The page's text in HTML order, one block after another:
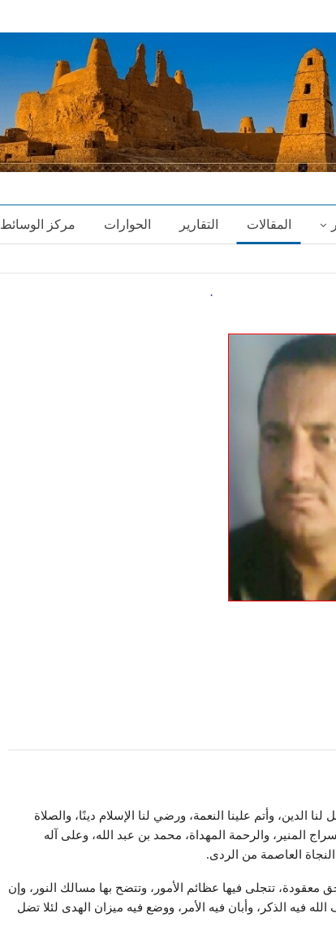
المقالات التقارير الحوارات مركز الوسائط
الدين، وأتم علينا النعمة، ورضي لنا الإسلام دينًا، والصلاة
المنير، والرحمة المهداة، محمد بن عبد الله، وعلى آله
العاصمة من الردى.
معقودة، تتجلى فيها عظائم الأمور، وتتضح بها مسالك النور، وإن
فيه الذكر، وأبان فيه الأمر، ووضع فيه ميزان الهدى لئلا تضل